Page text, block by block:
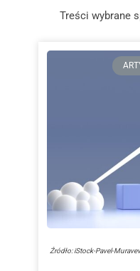
Treści wybrane
Źródło: iStock-Pavel-